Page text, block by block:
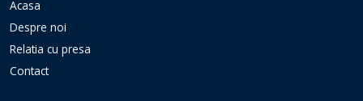
Acasa
Despre noi
Relatia cu presa
Contact